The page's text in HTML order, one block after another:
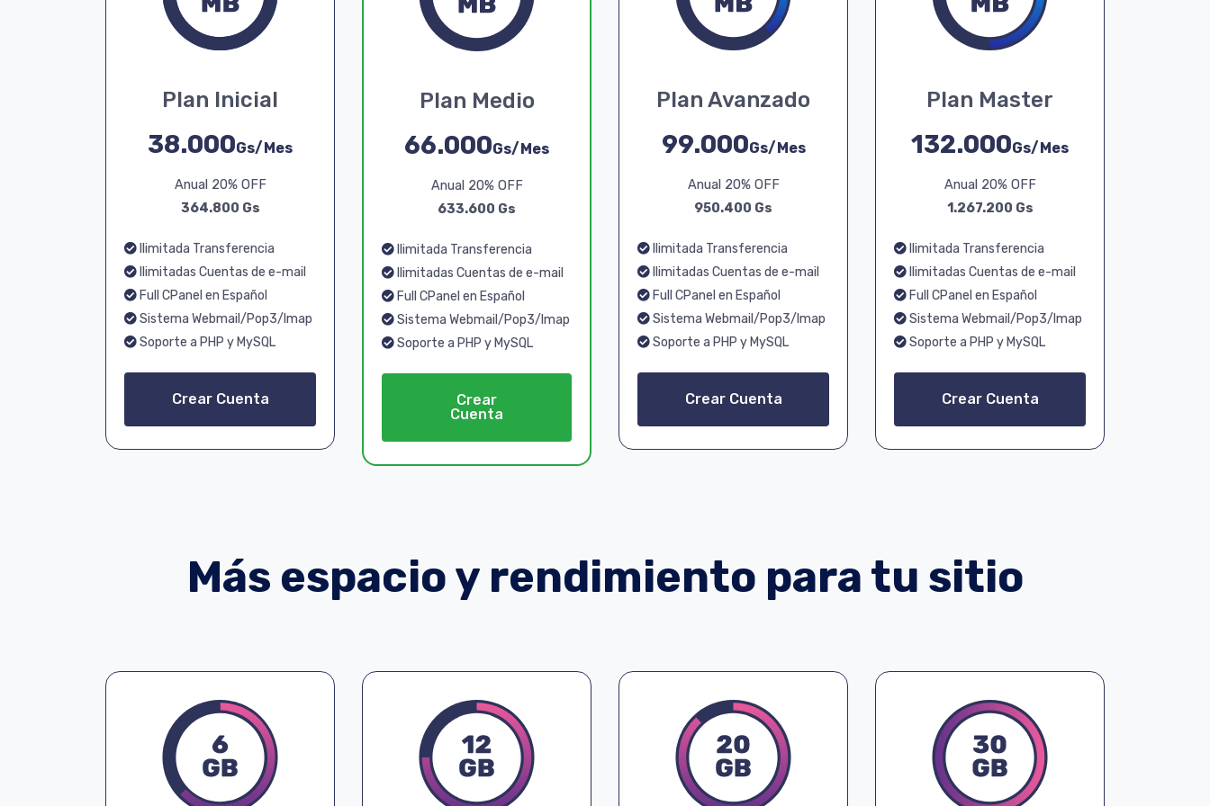
Plan Inicial
38.000Gs/Mes
Anual 20% OFF
364.800 Gs
Ilimitada Transferencia
Ilimitadas Cuentas de e-mail
Full CPanel en Español
Sistema Webmail/Pop3/Imap
Soporte a PHP y MySQL
Crear Cuenta
Plan Medio
66.000Gs/Mes
Anual 20% OFF
633.600 Gs
Ilimitada Transferencia
Ilimitadas Cuentas de e-mail
Full CPanel en Español
Sistema Webmail/Pop3/Imap
Soporte a PHP y MySQL
Crear
Cuenta
Plan Avanzado
99.000Gs/Mes
Anual 20% OFF
950.400 Gs
Ilimitada Transferencia
Ilimitadas Cuentas de e-mail
Full CPanel en Español
Sistema Webmail/Pop3/Imap
Soporte a PHP y MySQL
Crear Cuenta
Plan Master
132.000Gs/Mes
Anual 20% OFF
1.267.200 Gs
Ilimitada Transferencia
Ilimitadas Cuentas de e-mail
Full CPanel en Español
Sistema Webmail/Pop3/Imap
Soporte a PHP y MySQL
Crear Cuenta
Más espacio y rendimiento para tu sitio